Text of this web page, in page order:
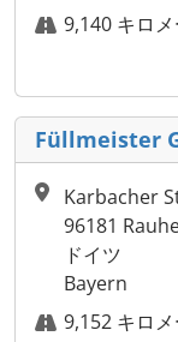
9,140 キロ
Füllmeister
Karbacher
96181
ドイツ
Bayern
9,152 キロ